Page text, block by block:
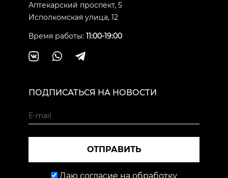
Аптекарский проспект, 5
Исполкомская улица, 12
Время работы: 11:00-19:00
ПОДПИСАТЬСЯ НА НОВОСТИ
ОТПРАВИТЬ
Даю согласие на обработку